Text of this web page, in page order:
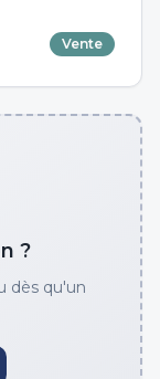
Vente
?
dès qu'un